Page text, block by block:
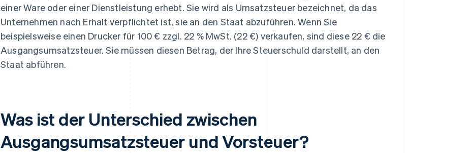
einer Ware oder einer Dienstleistung erhebt. Sie wird als Umsatzsteuer bezeichnet, da das
Unternehmen nach Erhalt verpflichtet ist, sie an den Staat abzuführen. Wenn Sie
beispielsweise einen Drucker für 100 € zzgl. 22 % MwSt. (22 €) verkaufen, sind diese 22 € die
Ausgangsumsatzsteuer. Sie müssen diesen Betrag, der Ihre Steuerschuld darstellt, an den
Staat abführen.
Was ist der Unterschied zwischen
Ausgangsumsatzsteuer und Vorsteuer?